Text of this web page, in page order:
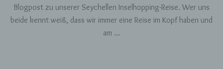
Blogpost zu unserer Seychellen Inselhopping-Reise. Wer uns
beide kennt weiß, dass wir immer eine Reise im Kopf haben und
am …